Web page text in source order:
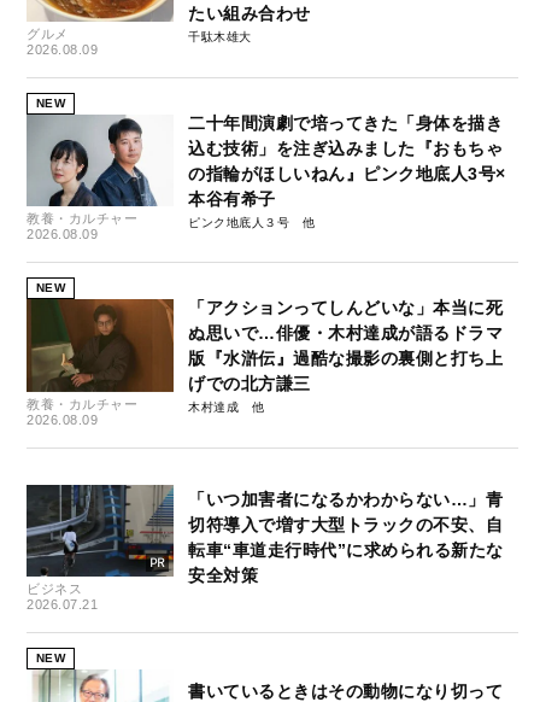
グルメ
2026.08.09
たい組み合わせ
千駄木雄大
NEW
教養・カルチャー
2026.08.09
二十年間演劇で培ってきた「身体を描き
込む技術」を注ぎ込みました『おもちゃ
の指輪がほしいねん』ピンク地底人3号×
本谷有希子
ピンク地底人３号
NEW
教養・カルチャー
2026.08.09
「アクションってしんどいな」本当に死
ぬ思いで…俳優・木村達成が語るドラマ
版『水滸伝』過酷な撮影の裏側と打ち上
げでの北方謙三
木村達成
ビジネス
2026.07.21
「いつ加害者になるかわからない…」青
切符導入で増す大型トラックの不安、自
転車“車道走行時代”に求められる新たな
安全対策
NEW
書いているときはその動物になり切って